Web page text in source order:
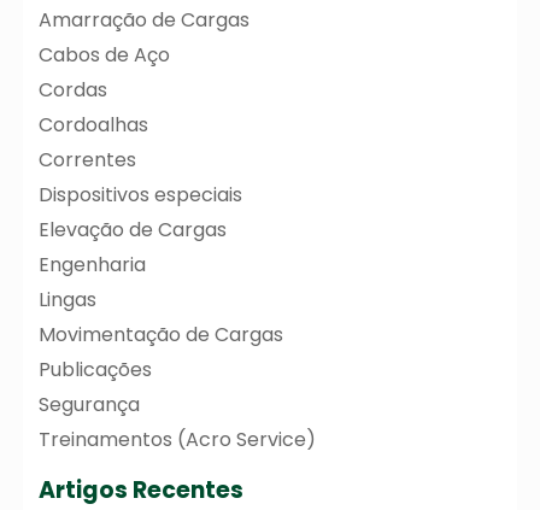
Amarração de Cargas
Cabos de Aço
Cordas
Cordoalhas
Correntes
Dispositivos especiais
Elevação de Cargas
Engenharia
Lingas
Movimentação de Cargas
Publicações
Segurança
Treinamentos (Acro Service)
Artigos Recentes